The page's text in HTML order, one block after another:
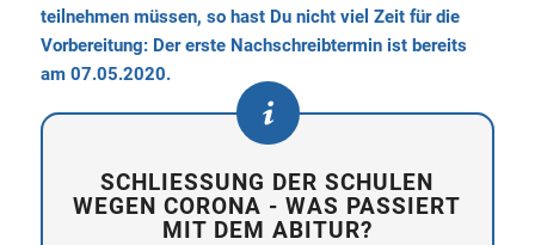
teilnehmen müssen, so hast Du nicht viel Zeit für die
Vorbereitung: Der erste Nachschreibtermin ist bereits
am 07.05.2020.
SCHLIESSUNG DER SCHULEN W
EGEN CORONA - WAS PASSIERT M
IT DEM ABITUR?